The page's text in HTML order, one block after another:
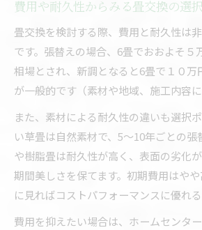
費用や耐久性からみる畳交換の選
畳交換を検討する際、費用と耐久性は
です。張替えの場合、6畳でおおよそ５
相場とされ、新調となると6畳で１０万
が一般的です（素材や地域、施工内容に
また、素材による耐久性の違いも選択
い草畳は自然素材で、5〜10年ごとの
や樹脂畳は耐久性が高く、表面の劣化
期間美しさを保てます。初期費用はや
に見ればコストパフォーマンスに優れる
費用を抑えたい場合は、ホームセンタ